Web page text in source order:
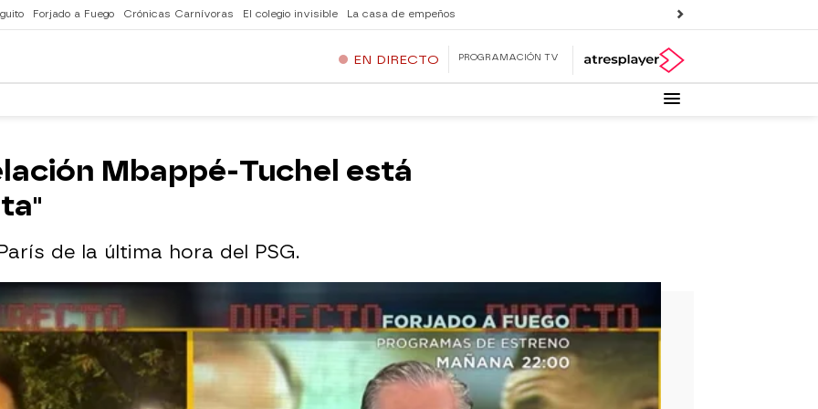
Forjado a Fuego Crónicas Carnívoras El colegio invisible La casa de empeños
EN DIRECTO PROGRAMACIÓN TV
Mbappé-Tuchel está
de la última hora del PSG.